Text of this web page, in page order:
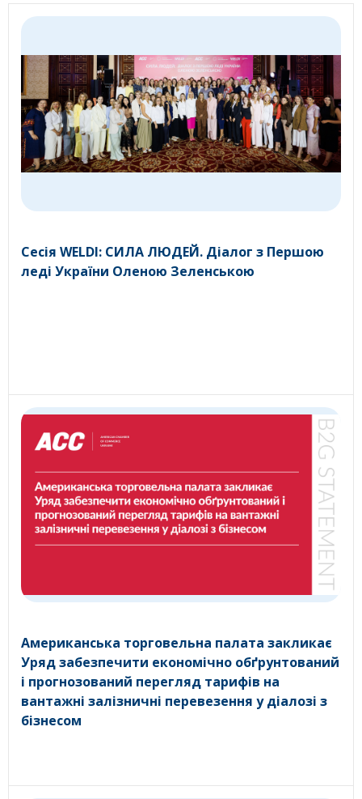
Сесія WELDI: СИЛА ЛЮДЕЙ. Діалог з Першою
леді України Оленою Зеленською
Американська торговельна палата закликає
Уряд забезпечити економічно обґрунтований
і прогнозований перегляд тарифів на
вантажні залізничні перевезення у діалозі з
бізнесом